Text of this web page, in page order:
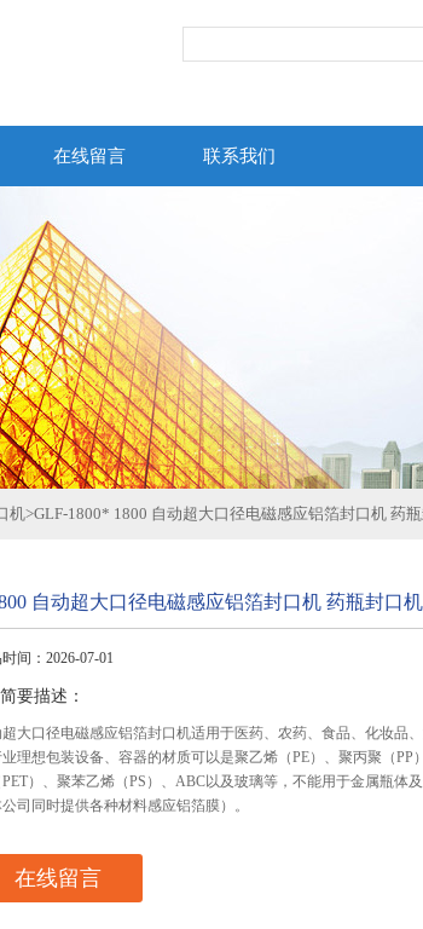
在线留言 联系我们
机>GLF-1800* 1800 自动超大口径电磁感应铝箔封口机 药
自动超大口径电磁感应铝箔封口机 药瓶封口机
间：2026-07-01
简要描述：
超大口径电磁感应铝箔封口机适用于医药、农药、食品、化妆品
理想包装设备、容器的材质可以是聚乙烯（PE）、聚丙聚（PP
）、聚苯乙烯（PS）、ABC以及玻璃等，不能用于金属瓶体及
公司同时提供各种材料感应铝箔膜）。
在线留言